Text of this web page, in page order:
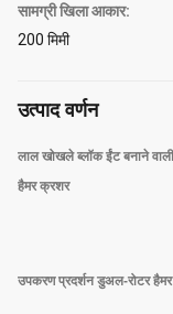
सामग्री खिला आकार:
200 मिमी
उत्पाद वर्णन
लाल खोखले ब्लॉक ईंट बनाने
हैमर क्रशर
उपकरण प्रदर्शन डुअल-रोटर